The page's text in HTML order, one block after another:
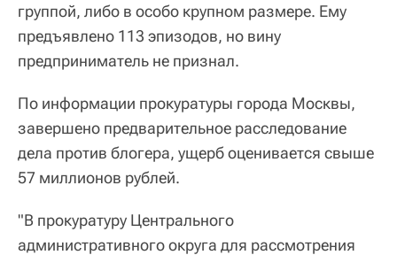
группой, либо в особо крупном размере. Ему
предъявлено 113 эпизодов, но вину
предприниматель не признал.
По информации прокуратуры города Москвы,
завершено предварительное расследование
дела против блогера, ущерб оценивается свыше
57 миллионов рублей.
"В прокуратуру Центрального
административного округа для рассмотрения